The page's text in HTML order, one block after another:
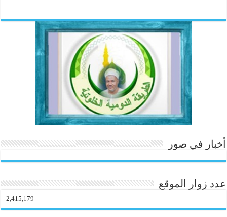
bo
ok
tte
r
er
es
t
ed
In
lo
ok
.c
o
m
ail
re
أخبار في صور
عدد زوار الموقع
2,415,179